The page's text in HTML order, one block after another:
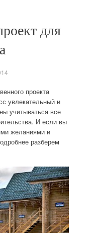
для
проекта
увлекательный и
учитываться все
И если вы
желаниями и
разберем